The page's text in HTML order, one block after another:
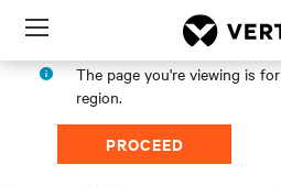
Menu
The page you're viewing is for
region.
PROCEED